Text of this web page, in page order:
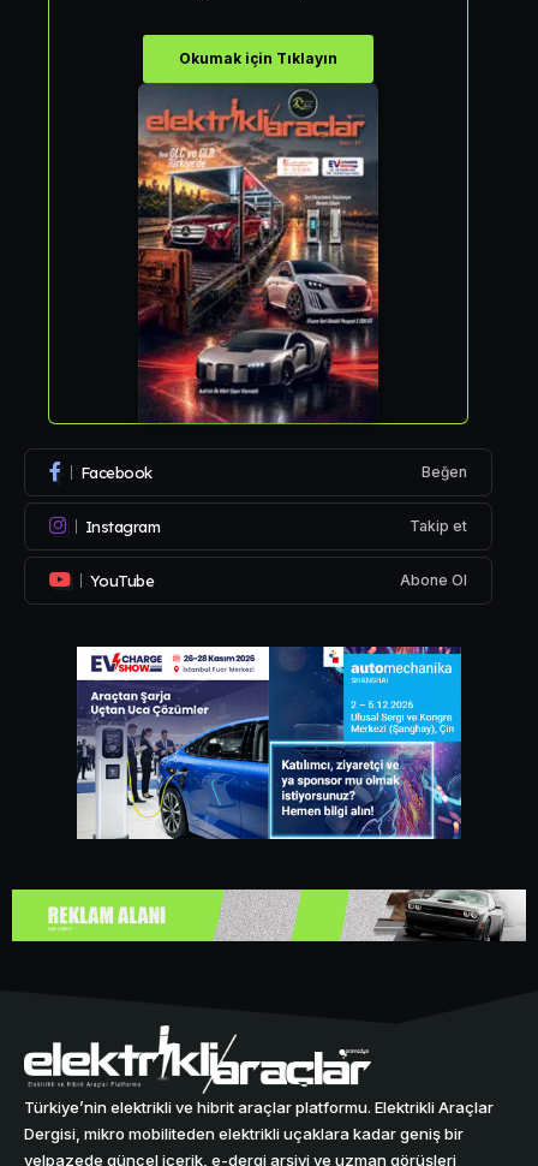
Okumak için Tıklayın
Facebook Beğen
Instagram Takip et
YouTube Abone Ol
Türkiye’nin elektrikli ve hibrit araçlar platformu. Elektrikli Araçlar
Dergisi, mikro mobiliteden elektrikli uçaklara kadar geniş bir
yelpazede güncel içerik, e-dergi arşivi ve uzman görüşleri